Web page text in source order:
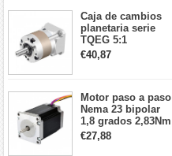
Robot CNC DIY
Caja de cambios
planetaria serie
TQEG 5:1
contragolpe 15
arcmin para motor
€40,87
Motor paso a paso
Nema 23 bipolar
1,8 grados 2,83Nm
4A 2,26 V
57x57x84mm 8
€27,88